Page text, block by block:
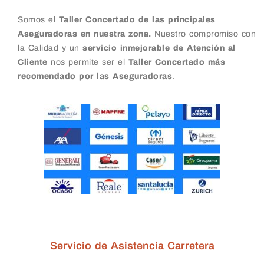
Somos el Taller Concertado de las principales
Aseguradoras en nuestra zona. Nuestro compromiso con
la Calidad y un servicio inmejorable de Atención al
Cliente nos permite ser el Taller Concertado más
recomendado por las Aseguradoras.
Servicio de Asistencia Carretera